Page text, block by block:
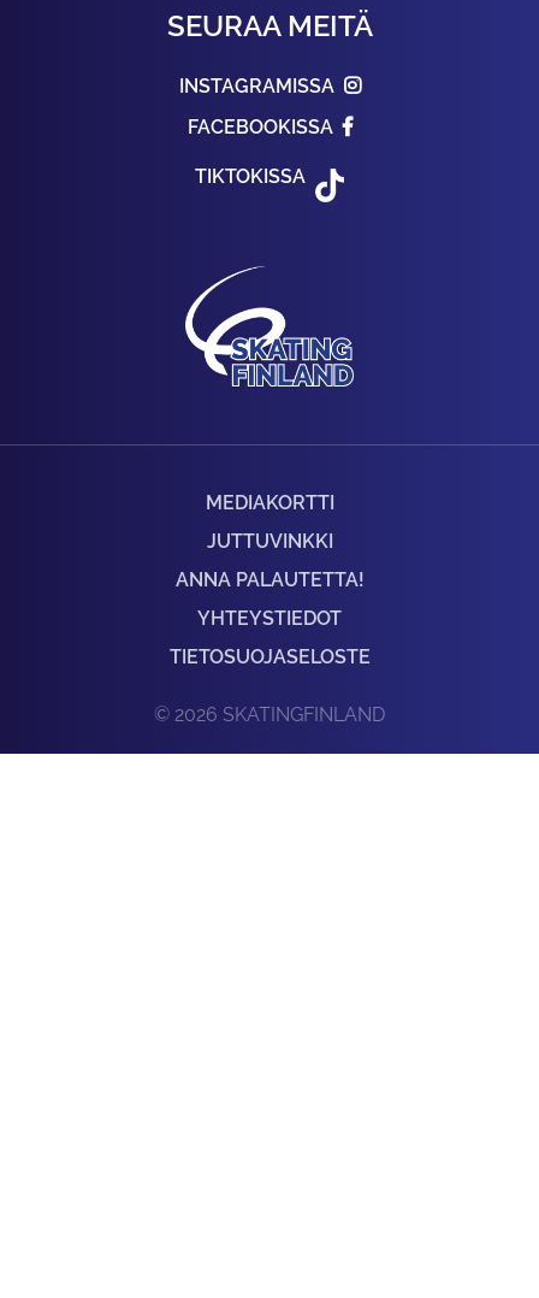
SEURAA MEITÄ
INSTAGRAMISSA
FACEBOOKISSA
TIKTOKISSA
MEDIAKORTTI
JUTTUVINKKI
ANNA PALAUTETTA!
YHTEYSTIEDOT
TIETOSUOJASELOSTE
© 2026 SKATINGFINLAND